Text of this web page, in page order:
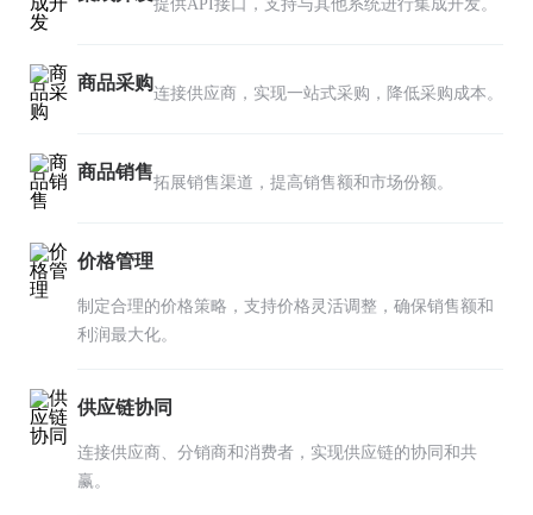
提供API接口，支持与其他系统进行集成开发。
商品采购
连接供应商，实现一站式采购，降低采购成本。
商品销售
拓展销售渠道，提高销售额和市场份额。
价格管理
制定合理的价格策略，支持价格灵活调整，确保销售额和
利润最大化。
供应链协同
连接供应商、分销商和消费者，实现供应链的协同和共
赢。